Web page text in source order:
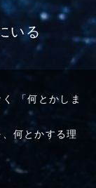
いる
「何とかしま
何とかする理